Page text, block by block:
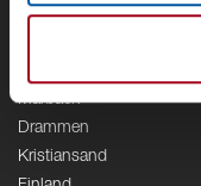
Stockholm
Marbäck
Drammen
Kristiansand